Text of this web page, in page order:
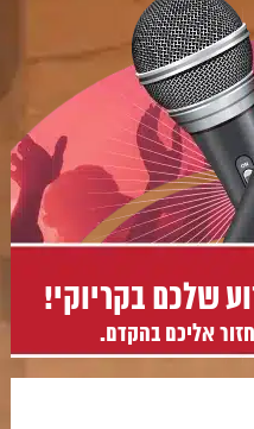
שלכם בקריוקי!
אליכם בהקדם.